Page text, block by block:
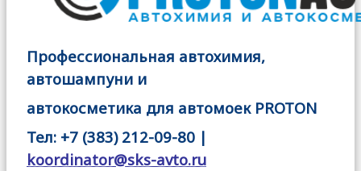
Профессиональная автохимия,
автошампуни и
автокосметика для автомоек PROTON
Тел: +7 (383) 212-09-80 |
koordinator@sks-avto.ru